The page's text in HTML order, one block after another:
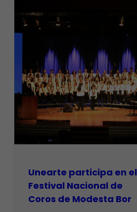
Unearte participa en el
Festival Nacional de
Coros de Modesta Bor